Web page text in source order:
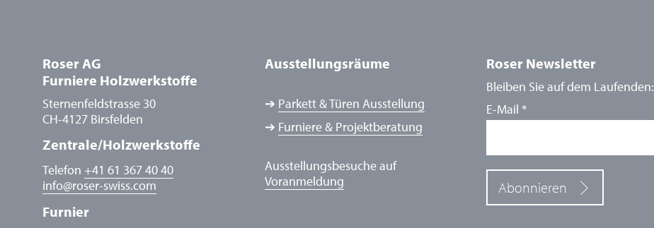
Roser AG
Furniere Holzwerkstoffe
Sternenfeldstrasse 30
CH-4127 Birsfelden
Zentrale/Holzwerkstoffe
Telefon +41 61 367 40 40
info@roser-swiss.com
Furnier
Ausstellungsräume
➔ Parkett & Türen Ausstellung
➔ Furniere & Projektberatung
Ausstellungsbesuche auf
Voranmeldung
Roser Newsletter
Bleiben Sie auf dem Laufenden:
E-Mail *
Abonnieren